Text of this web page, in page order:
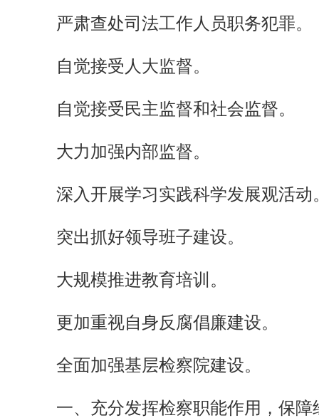
严肃查处司法工作人员职务犯罪。
自觉接受人大监督。
自觉接受民主监督和社会监督。
大力加强内部监督。
深入开展学习实践科学发展观活动
突出抓好领导班子建设。
大规模推进教育培训。
更加重视自身反腐倡廉建设。
全面加强基层检察院建设。
一、充分发挥检察职能作用，保障